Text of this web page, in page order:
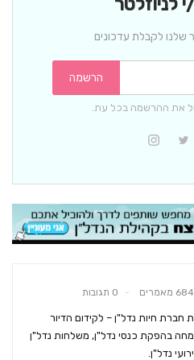
שלנו לקבלת עדכונים
הרשמה
את ההרשמה בכל עת.
684 מאמרים 0 תגובות
חברת חיות נדל"ן – לקידום הדיור
בהפקת כנסי נדל"ן, משלחות נדל"ן
נדל"ן.